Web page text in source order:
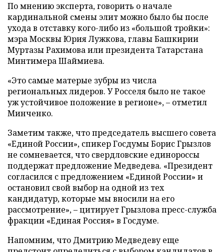
По мнению эксперта, говорить о начале
кардинальной смены элит можно было бы после
ухода в отставку кого-либо из «большой тройки»:
мэра Москвы Юрия Лужкова, главы Башкирии
Муртазы Рахимова или президента Татарстана
Минтимера Шаймиева.
«Это самые матерые зубры из числа
региональных лидеров. У Росселя было не такое
уж устойчивое положение в регионе», – отметил
Минченко.
Заметим также, что председатель высшего совета
«Единой России», спикер Госдумы Борис Грызлов
не сомневается, что свердловские единороссы
поддержат предложение Медведева. «Президент
согласился с предложением «Единой России» и
остановил свой выбор на одной из тех
кандидатур, которые мы вносили на его
рассмотрение», – цитирует Грызлова пресс-служба
фракции «Единая Россия» в Госдуме.
Напомним, что Дмитрию Медведеву еще